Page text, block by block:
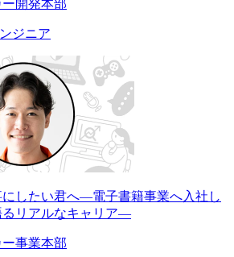
開発本部
ジニア
にしたい君へ―電子書籍事業へ入社し
るリアルなキャリア―
事業本部